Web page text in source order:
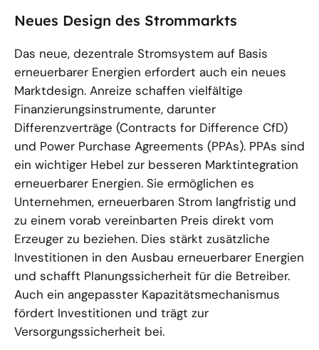
Neues Design des Strommarkts
Das neue, dezentrale Stromsystem auf Basis
erneuerbarer Energien erfordert auch ein neues
Marktdesign. Anreize schaffen vielfältige
Finanzierungsinstrumente, darunter
Differenzverträge (Contracts for Difference CfD)
und Power Purchase Agreements (PPAs). PPAs sind
ein wichtiger Hebel zur besseren Marktintegration
erneuerbarer Energien. Sie ermöglichen es
Unternehmen, erneuerbaren Strom langfristig und
zu einem vorab vereinbarten Preis direkt vom
Erzeuger zu beziehen. Dies stärkt zusätzliche
Investitionen in den Ausbau erneuerbarer Energien
und schafft Planungssicherheit für die Betreiber.
Auch ein angepasster Kapazitätsmechanismus
fördert Investitionen und trägt zur
Versorgungssicherheit bei.